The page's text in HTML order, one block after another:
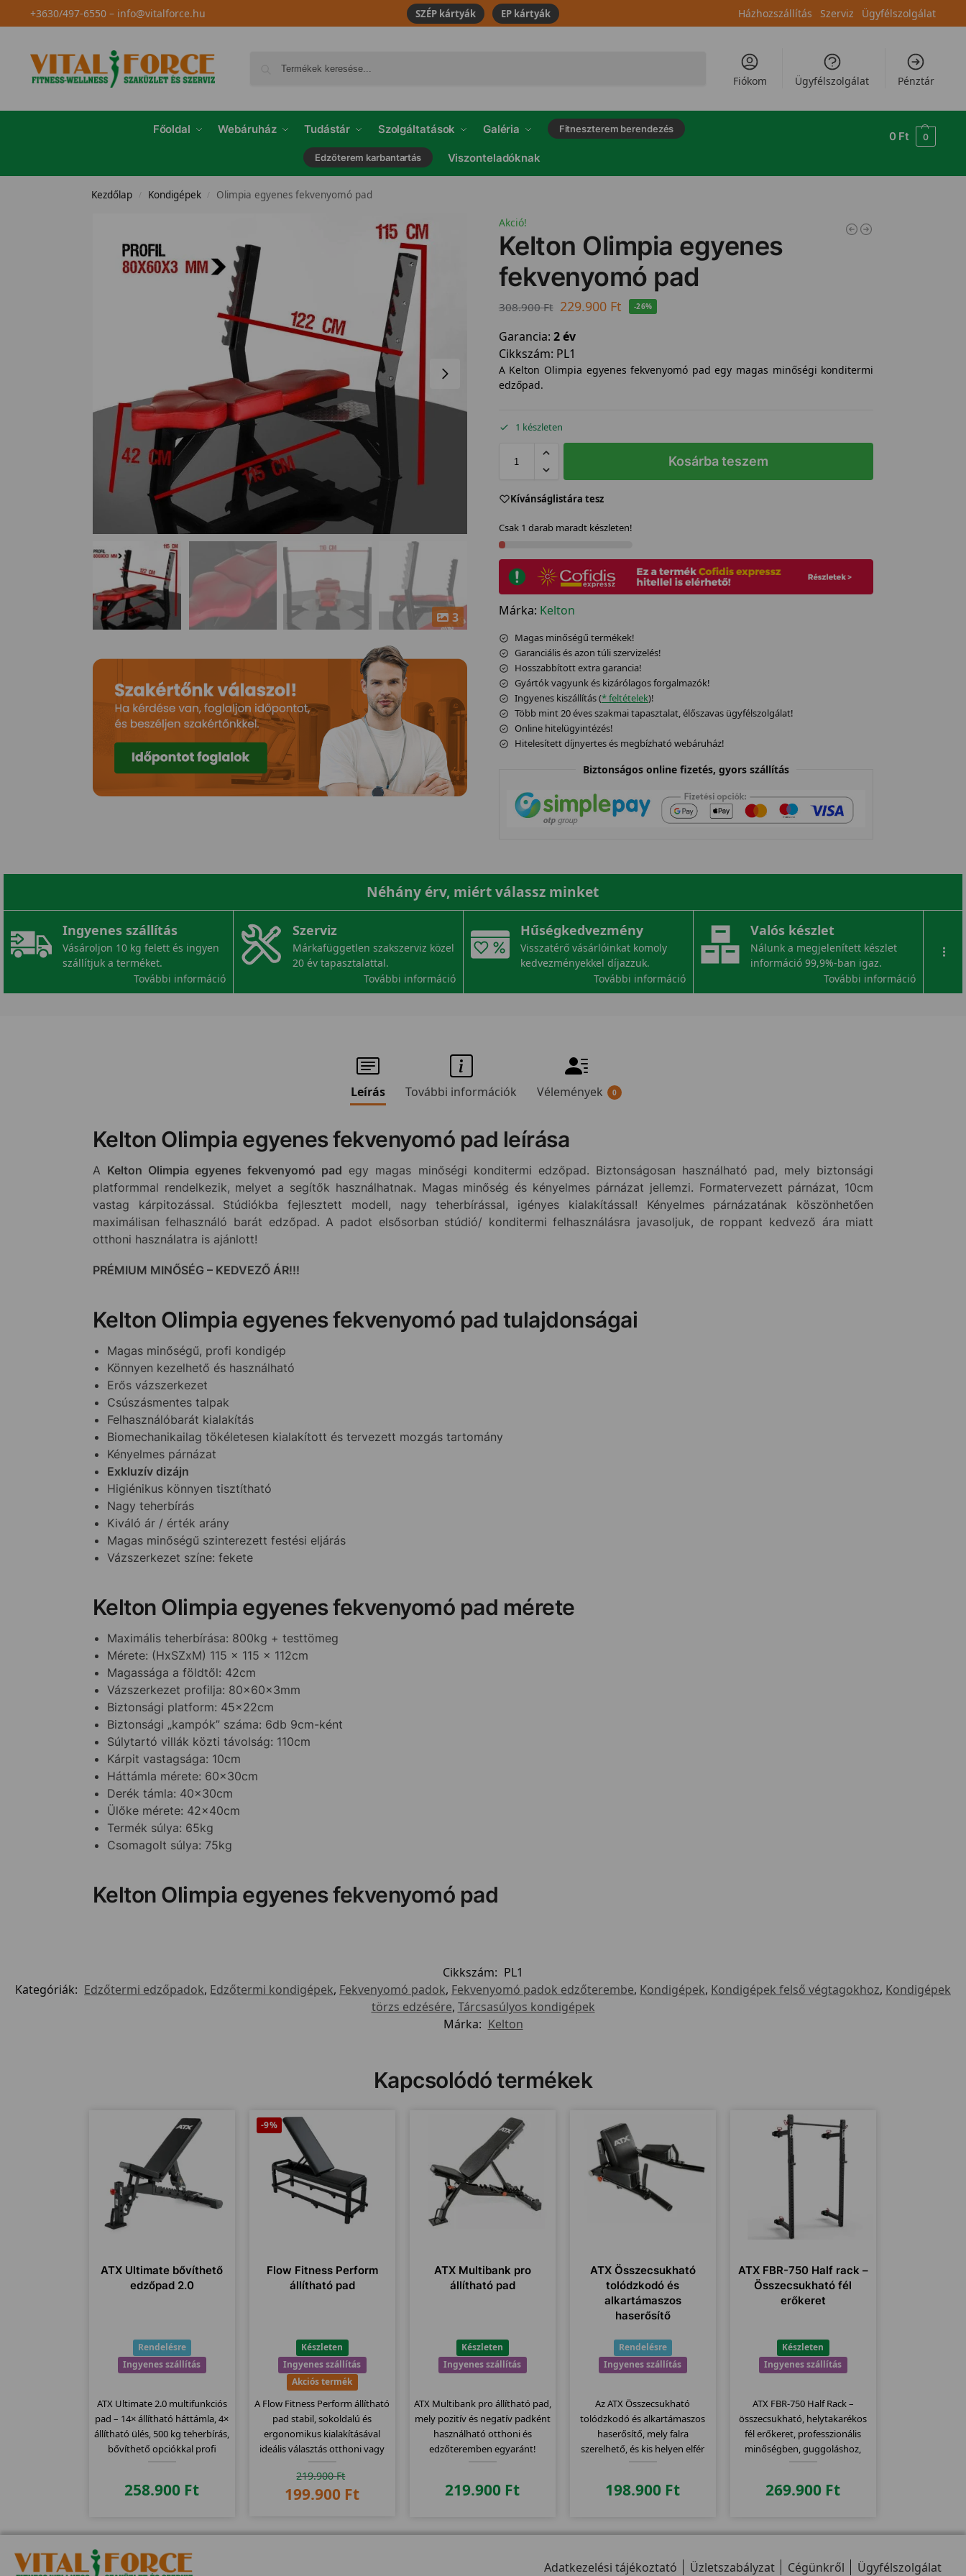
+3630/497-6550– info@vitalforce.hu SZÉP kártyák EP kártyák Házhozszállítás Szerviz Ügyfélszolgálat
Fiókom Ügyfélszolgálat Pénztár
Főoldal Webáruház Tudástár Szolgáltatások Galéria Fitneszterem berendezés
Edzőterem karbantartás Viszonteladóknak
0 Ft 0
Kezdőlap / Kondigépek / Olimpia egyenes fekvenyomó pad
3
Akció!
Kelton Olimpia egyenes
fekvenyomó pad
308.900Ft 229.900 Ft -26%
Garancia: 2 év
Cikkszám: PL1
A Kelton Olimpia egyenes fekvenyomó pad egy magas minőségi konditermi
edzőpad.
1 készleten
Kosárba teszem
Kívánságlistára tesz
Csak 1 darab maradt készleten!
Márka: Kelton
Magas minőségű termékek!
Garanciális és azon túli szervizelés!
Hosszabbított extra garancia!
Gyártók vagyunk és kizárólagos forgalmazók!
Ingyenes kiszállítás (* feltételek)!
Több mint 20 éves szakmai tapasztalat, élőszavas ügyfélszolgálat!
Online hitelügyintézés!
Hitelesített díjnyertes és megbízható webáruház!
Biztonságos online fizetés, gyors szállítás
Néhány érv, miért válassz minket
Ingyenes szállítás
Vásároljon 10 kg felett és ingyen
szállítjuk a terméket.
További információ
Szerviz
Márkafüggetlen szakszerviz közel
20 év tapasztalattal.
További információ
Hűségkedvezmény
Visszatérő vásárlóinkat komoly
kedvezményekkel díjazzuk.
További információ
Valós készlet
Nálunk a megjelenített készlet
információ 99,9%-ban igaz.
További információ
...
Leírás További információk Vélemények 0
Kelton Olimpia egyenes fekvenyomó pad leírása
A Kelton Olimpia egyenes fekvenyomó pad egy magas minőségi konditermi edzőpad. Biztonságosan használható pad, mely biztonsági
platformmal rendelkezik, melyet a segítők használhatnak. Magas minőség és kényelmes párnázat jellemzi. Formatervezett párnázat, 10cm
vastag kárpitozással. Stúdiókba fejlesztett modell, nagy teherbírással, igényes kialakítással! Kényelmes párnázatának köszönhetően
maximálisan felhasználó barát edzőpad. A padot elsősorban stúdió/ konditermi felhasználásra javasoljuk, de roppant kedvező ára miatt
otthoni használatra is ajánlott!
PRÉMIUM MINŐSÉG – KEDVEZŐ ÁR!!!
Kelton Olimpia egyenes fekvenyomó pad tulajdonságai
Magas minőségű, profi kondigép
Könnyen kezelhető és használható
Erős vázszerkezet
Csúszásmentes talpak
Felhasználóbarát kialakítás
Biomechanikailag tökéletesen kialakított és tervezett mozgás tartomány
Kényelmes párnázat
Exkluzív dizájn
Higiénikus könnyen tisztítható
Nagy teherbírás
Kiváló ár / érték arány
Magas minőségű szinterezett festési eljárás
Vázszerkezet színe: fekete
Kelton Olimpia egyenes fekvenyomó pad mérete
Maximális teherbírása: 800kg + testtömeg
Mérete: (HxSZxM) 115 x 115 x 112cm
Magassága a földtől: 42cm
Vázszerkezet profilja: 80x60x3mm
Biztonsági platform: 45x22cm
Biztonsági „kampók” száma: 6db 9cm-ként
Súlytartó villák közti távolság: 110cm
Kárpit vastagsága: 10cm
Háttámla mérete: 60x30cm
Derék támla: 40x30cm
Ülőke mérete: 42x40cm
Termék súlya: 65kg
Csomagolt súlya: 75kg
Kelton Olimpia egyenes fekvenyomó pad
Cikkszám: PL1
Kategóriák: Edzőtermi edzőpadok, Edzőtermi kondigépek, Fekvenyomó padok, Fekvenyomó padok edzőterembe, Kondigépek, Kondigépek felső végtagokhoz, Kondigépek
törzs edzésére, Tárcsasúlyos kondigépek
Márka: Kelton
Kapcsolódó termékek
ATX Ultimate bővíthető
edzőpad 2.0
Rendelésre
Ingyenes szállítás
ATX Ultimate 2.0 multifunkciós
pad – 14× állítható háttámla, 4×
állítható ülés, 500 kg teherbírás,
bővíthető opciókkal profi
258.900 Ft
-9%
Flow Fitness Perform
állítható pad
Készleten
Ingyenes szállítás
Akciós termék
A Flow Fitness Perform állítható
pad stabil, sokoldalú és
ergonomikus kialakításával
ideális választás otthoni vagy
219.900Ft
199.900 Ft
ATX Multibank pro
állítható pad
Készleten
Ingyenes szállítás
ATX Multibank pro állítható pad,
mely pozitív és negatív padként
használható otthoni és
edzőteremben egyaránt!
219.900 Ft
ATX Összecsukható
tolódzkodó és
alkartámaszos
haserősítő
Rendelésre
Ingyenes szállítás
Az ATX Összecsukható
tolódzkodó és alkartámaszos
haserősítő, mely falra
szerelhető, és kis helyen elfér
198.900 Ft
ATX FBR-750 Half rack –
Összecsukható fél
erőkeret
Készleten
Ingyenes szállítás
ATX FBR-750 Half Rack –
összecsukható, helytakarékos
fél erőkeret, professzionális
minőségben, guggoláshoz,
269.900 Ft
Adatkezelési tájékoztató Üzletszabályzat Cégünkről Ügyfélszolgálat